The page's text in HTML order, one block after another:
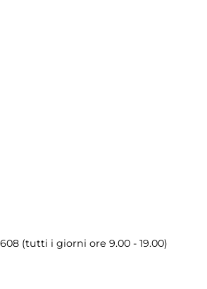
(tutti i giorni ore 9.00 - 19.00)